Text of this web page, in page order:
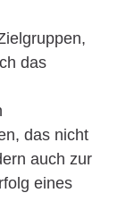
das
das nicht
auch zur
eines